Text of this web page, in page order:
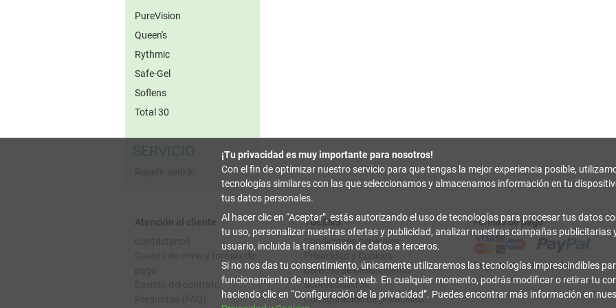
PureVision
Queen's
Rythmic
Safe-Gel
Soflens
Total 30
Atención al cliente
TOLENS
Condiciones generales
Derecho de desistimiento
Sobre nosotros
Configuración de privacidad
Formas de pago
Pago contrarreembolso
¡Tu privacidad es muy importante para nosotros!
Con el fin de optimizar nuestro servicio para que tengas la mejor experiencia posible,
tecnologías similares con las que seleccionamos y almacenamos información en tu
tus datos personales.
Al hacer clic en Aceptar , estás autorizando el uso de tecnologías para procesar tus datos
tu uso, personalizar nuestras ofertas y publicidad, analizar nuestras campañas publicitarias
usuario, incluida la transmisión de datos a terceros.
Si no nos das tu consentimiento, únicamente utilizaremos las tecnologías imprescindibles
funcionamiento de nuestro sitio web. En cualquier momento, podrás modificar o retirar tu
haciendo clic en Configuración de la privacidad . Puedes encontrar más información en